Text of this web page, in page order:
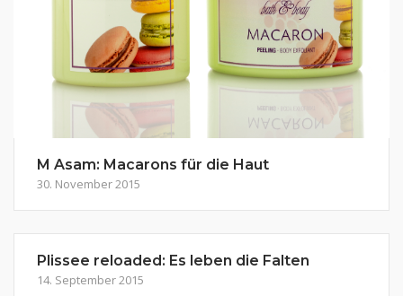
M Asam: Macarons für die Haut
30. November 2015
Plissee reloaded: Es leben die Falten
14. September 2015